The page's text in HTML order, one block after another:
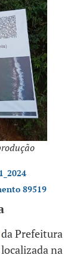
89519
da Prefeitura
na